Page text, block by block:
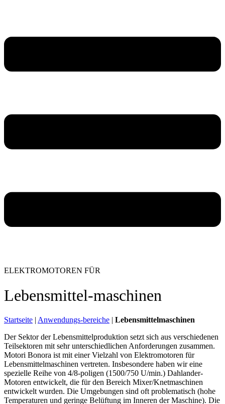
ELEKTROMOTOREN FÜR
Lebensmittel-maschinen
Startseite | Anwendungs-bereiche | Lebensmittelmaschinen
Der Sektor der Lebensmittelproduktion setzt sich aus verschiedenen
Teilsektoren mit sehr unterschiedlichen Anforderungen zusammen.
Motori Bonora ist mit einer Vielzahl von Elektromotoren für
Lebensmittelmaschinen vertreten. Insbesondere haben wir eine
spezielle Reihe von 4/8-poligen (1500/750 U/min.) Dahlander-
Motoren entwickelt, die für den Bereich Mixer/Knetmaschinen
entwickelt wurden. Die Umgebungen sind oft problematisch (hohe
Temperaturen und geringe Belüftung im Inneren der Maschine). Die